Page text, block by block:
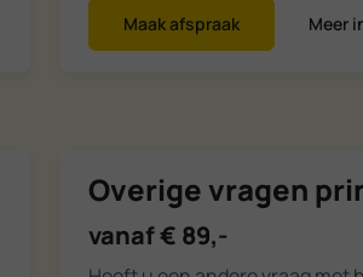
Maak afspraak Meer
Overige vragen
vanaf € 89,-